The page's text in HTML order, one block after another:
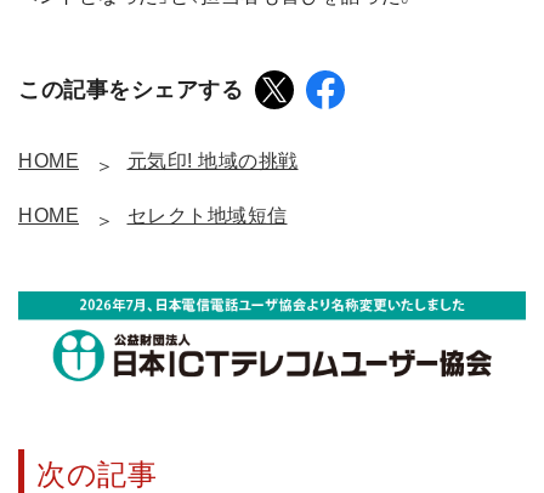
この記事をシェアする
HOME 元気印! 地域の挑戦
HOME セレクト地域短信
次の記事